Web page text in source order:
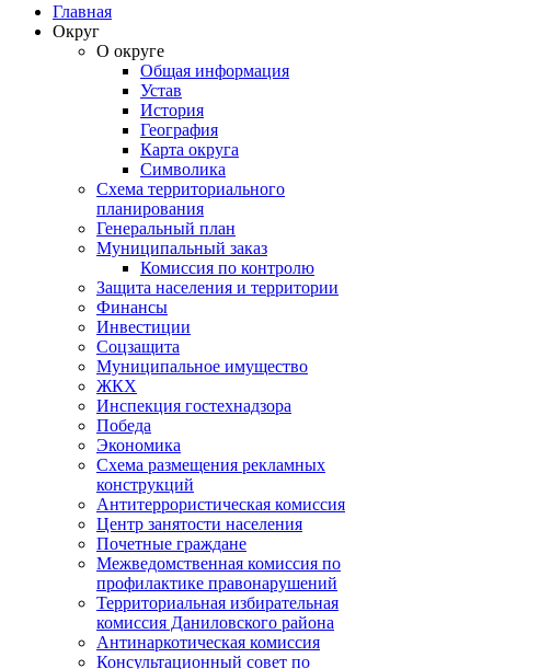
Главная
Округ
О округе
Общая информация
Устав
История
География
Карта округа
Символика
Схема территориального
планирования
Генеральный план
Муниципальный заказ
Комиссия по контролю
Защита населения и территории
Финансы
Инвестиции
Соцзащита
Муниципальное имущество
ЖКХ
Инспекция гостехнадзора
Победа
Экономика
Схема размещения рекламных
конструкций
Антитеррористическая комиссия
Центр занятости населения
Почетные граждане
Межведомственная комиссия по
профилактике правонарушений
Территориальная избирательная
комиссия Даниловского района
Антинаркотическая комиссия
Консультационный совет по